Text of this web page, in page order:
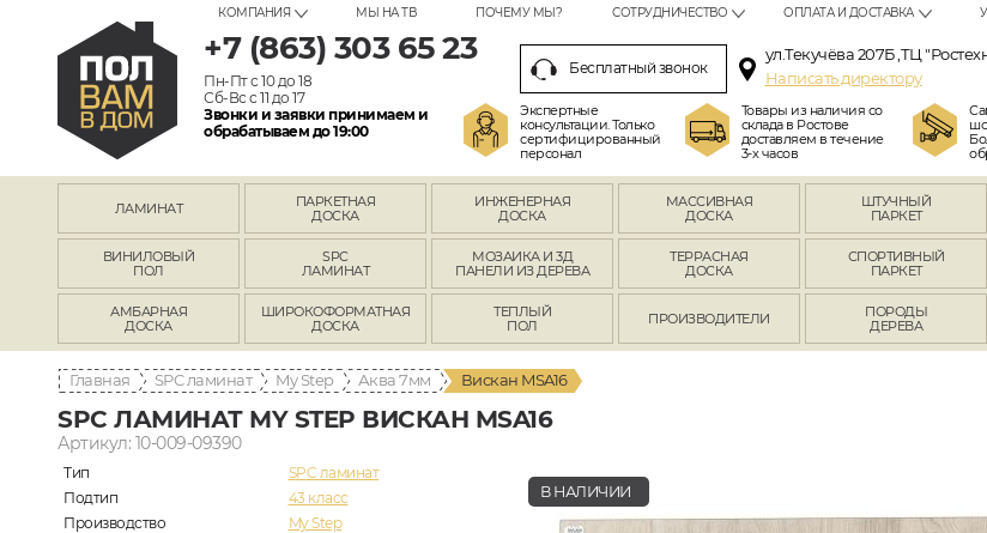
КОМПАНИЯ МЫ НА ТВ ПОЧЕМУ МЫ? СОТРУДНИЧЕСТВО ОПЛАТА И ДОСТАВКА
+7 (863) 303 65 23
Пн-Пт с 10 до 18
Сб-Вс с 11 до 17
Звонки и заявки принимаем и
обрабатываем до 19:00
Бесплатный звонок
ул.Текучёва 207Б ,ТЦ
Написать директору
Экспертные
консультации. Только
сертифицированный
персонал
Товары из наличия со
склада в Ростове
доставляем в течение
3-х часов
ЛАМИНАТ
ПАРКЕТНАЯ
ДОСКА
ИНЖЕНЕРНАЯ
ДОСКА
МАССИВНАЯ
ДОСКА
ШТУЧНЫЙ
ПАРКЕТ
ВИНИЛОВЫЙ
ПОЛ
SPC
ЛАМИНАТ
МОЗАИКА И 3Д
ПАНЕЛИ ИЗ ДЕРЕВА
ТЕРРАСНАЯ
ДОСКА
СПОРТИВНЫЙ
ПАРКЕТ
АМБАРНАЯ
ДОСКА
ШИРОКОФОРМАТНАЯ
ДОСКА
ТЕПЛЫЙ
ПОЛ
ПРОИЗВОДИТЕЛИ
ПОРОДЫ
ДЕРЕВА
Главная SPC ламинат My Step Аква 7мм Вискан MSA16
SPC ЛАМИНАТ MY STEP ВИСКАН MSA16
Артикул: 10-009-09390
Тип
SPC ламинат
Подтип
43 класс
Производство
My Step
В НАЛИЧИИ